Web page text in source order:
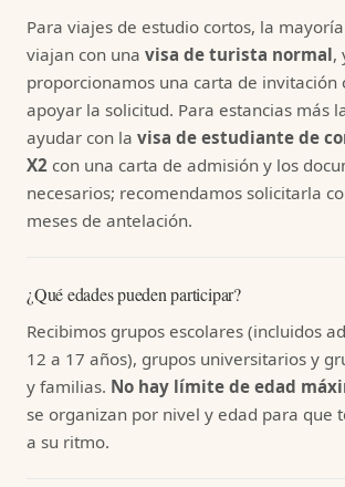
Para viajes de estudio cortos, la
viajan con una visa de turista normal,
proporcionamos una carta de invitación
apoyar la solicitud. Para estancias más
ayudar con la visa de estudiante de
X2 con una carta de admisión y los
necesarios; recomendamos solicitarla
meses de antelación.
¿Qué edades pueden participar?
Recibimos grupos escolares (incluidos
12 a 17 años), grupos universitarios y
y familias. No hay límite de edad
se organizan por nivel y edad para que
a su ritmo.